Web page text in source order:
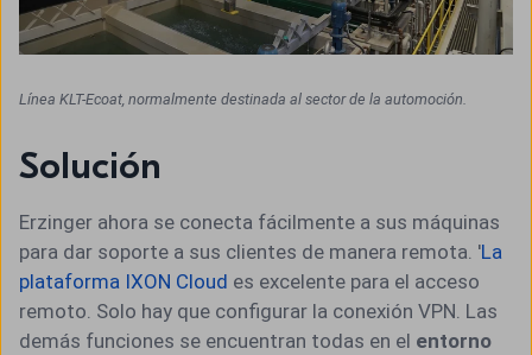
Línea KLT-Ecoat, normalmente destinada al sector de la automoción.
Solución
Erzinger ahora se conecta fácilmente a sus máquinas
para dar soporte a sus clientes de manera remota. 'La
plataforma IXON Cloud es excelente para el acceso
remoto. Solo hay que configurar la conexión VPN. Las
demás funciones se encuentran todas en el entorno